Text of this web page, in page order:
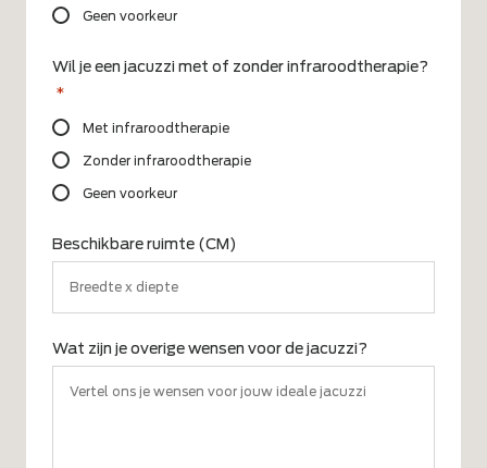
Geen voorkeur
Wil je een jacuzzi met of zonder infraroodtherapie?
*
Met infraroodtherapie
Zonder infraroodtherapie
Geen voorkeur
Beschikbare ruimte (CM)
Wat zijn je overige wensen voor de jacuzzi?